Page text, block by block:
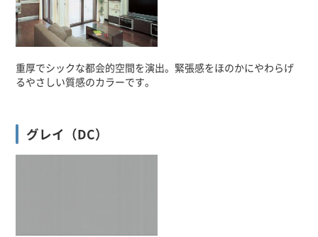
重厚でシックな都会的空間を演出。緊張感をほのかにやわらげ
るやさしい質感のカラーです。
グレイ（DC）